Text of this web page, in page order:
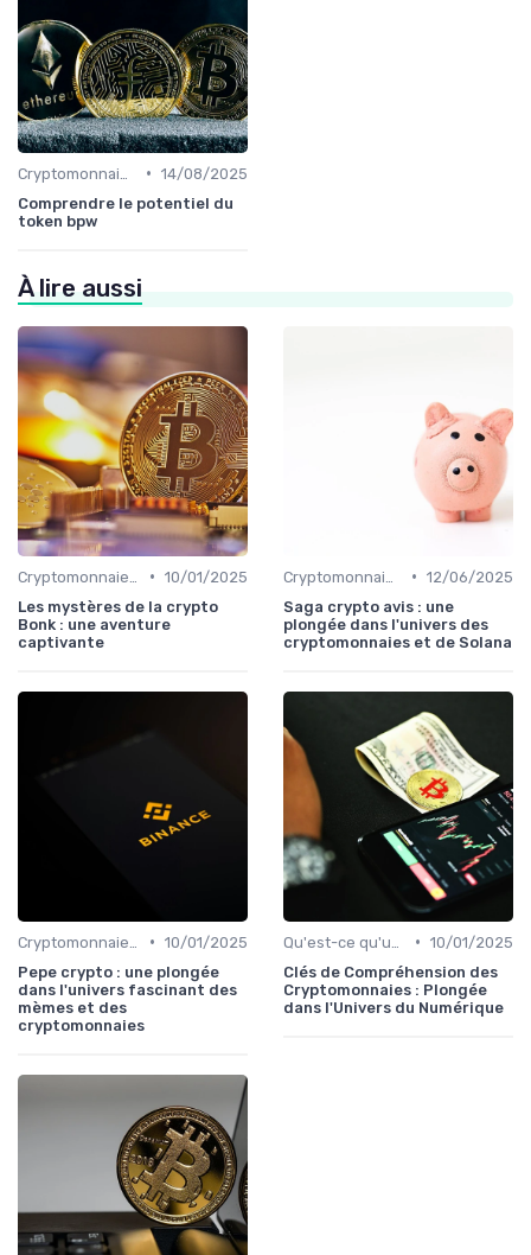
• 14/08/2025
Comprendre le potentiel du
token bpw
À lire aussi
• 10/01/2025
Les mystères de la crypto
Bonk : une aventure
captivante
• 12/06/2025
Saga crypto avis : une
plongée dans l'univers des
cryptomonnaies et de Solana
• 10/01/2025
Pepe crypto : une plongée
dans l'univers fascinant des
mèmes et des
cryptomonnaies
• 10/01/2025
Clés de Compréhension des
Cryptomonnaies : Plongée
dans l'Univers du Numérique